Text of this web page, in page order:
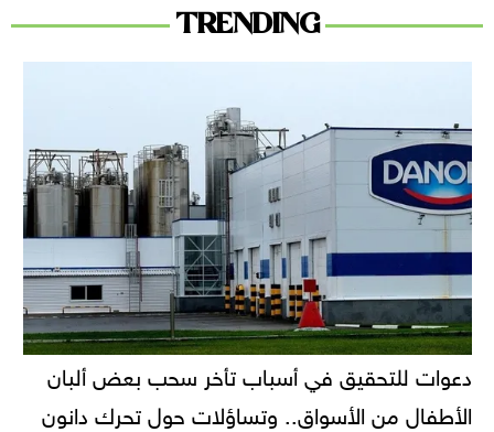
TRENDING
دعوات للتحقيق في أسباب تأخر سحب بعض ألبان
الأطفال من الأسواق.. وتساؤلات حول تحرك دانون